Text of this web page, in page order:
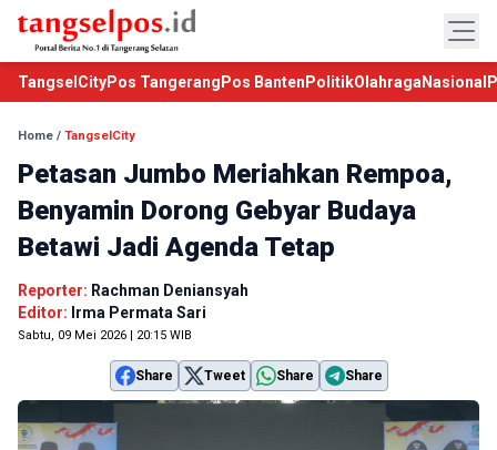
TangselCityPos Tangerang Pos Banten PolitikOlahraga Nasional
Home / TangselCity
Petasan Jumbo Meriahkan Rempoa,
Benyamin Dorong Gebyar Budaya
Betawi Jadi Agenda Tetap
Reporter: Rachman Deniansyah
Editor: Irma Permata Sari
Sabtu, 09 Mei 2026 | 20:15 WIB
Share Tweet Share Share